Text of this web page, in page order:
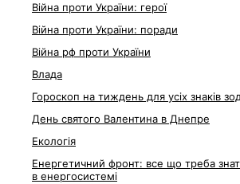
Війна проти України: герої
Війна проти України: поради
Війна рф проти України
Влада
Гороскоп на тиждень для усіх знаків
День святого Валентина в Днепре
Екологія
Енергетичний фронт: все що треба
в енергосистемі